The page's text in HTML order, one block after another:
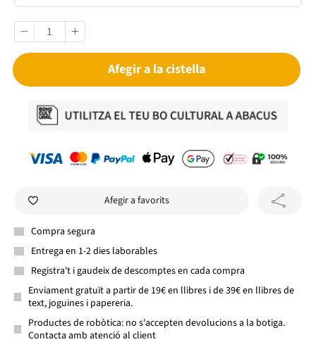
Afegir a la cistella
Afegir a favorits
Compra segura
Entrega en 1-2 dies laborables
Registra't i gaudeix de descomptes en cada compra
Enviament gratuït a partir de 19€ en llibres i de 39€ en llibres de
text, joguines i papereria.
Productes de robòtica: no s'accepten devolucions a la botiga.
Contacta amb atenció al client